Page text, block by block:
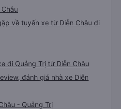
về tuyến xe từ Diễn Châu đi
đi Quảng Trị từ Diễn Châu
đánh giá nhà xe Diễn
- Quảng Trị